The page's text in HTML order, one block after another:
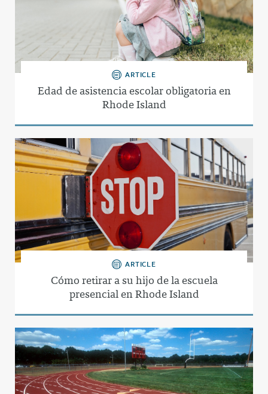
ARTICLE
Edad de asistencia escolar obligatoria en
Rhode Island
ARTICLE
Cómo retirar a su hijo de la escuela
presencial en Rhode Island